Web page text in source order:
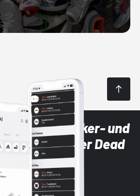
Sneaker- und
mit der Dead